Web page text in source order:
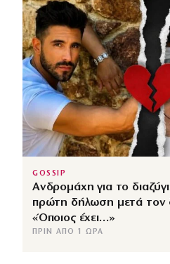
GOSSIP
Ανδρομάχη για το
πρώτη δήλωση μετά τον
«Όποιος έχει…»
ΠΡΙΝ ΑΠΌ 1 ΏΡΑ